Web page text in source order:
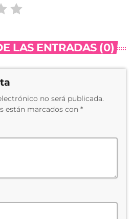
LAS ENTRADAS (0)
no será publicada.
están marcados con *